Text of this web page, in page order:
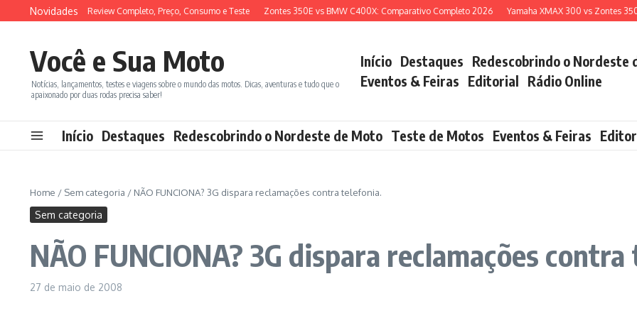
Ir para o conteúdo
Novidades
ADX 150 2026: Review Completo, Preço, Consumo e Teste Zontes 350E vs BMW C400X: Comparativo Completo 2026 Yamaha XMAX 300 vs Zontes 350E:
Você e Sua Moto
Notícias, lançamentos, testes e viagens sobre o mundo das motos. Dicas, aventuras e tudo que o
apaixonado por duas rodas precisa saber!
Início Destaques Redescobrindo o Nordeste
Eventos & Feiras Editorial Rádio Online
Início Destaques Redescobrindo o Nordeste de Moto Teste de Motos Eventos & Feiras
Home / Sem categoria / NÃO FUNCIONA? 3G dispara reclamações contra telefonia.
Sem categoria
NÃO FUNCIONA? 3G dispara reclamações
27 de maio de 2008